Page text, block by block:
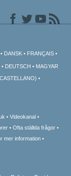
DANSK FRANÇAIS
DEUTSCH
MAGYAR
Videokanal
Ofta ställda frågor
mer information